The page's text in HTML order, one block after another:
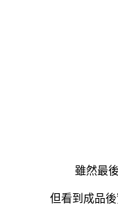
雖然最
但看到成品